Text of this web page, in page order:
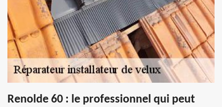
Renolde 60 : le professionnel qui peut